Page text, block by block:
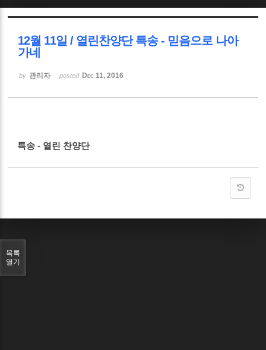
12월 11일 / 열린찬양단 특송 - 믿음으로 나아
가네
by 관리자 posted Dec 11, 2016
특송 - 열린 찬양단
목록
열기
Sketchbook5, 스케치북5
Sketchbook5, 스케치북5